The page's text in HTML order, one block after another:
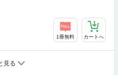
1冊無料 カートへ
見る